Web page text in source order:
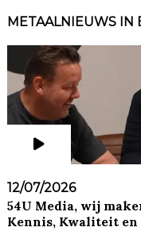
METAALNIEUWS IN
12/07/2026
54U Media, wij
Kennis, Kwaliteit